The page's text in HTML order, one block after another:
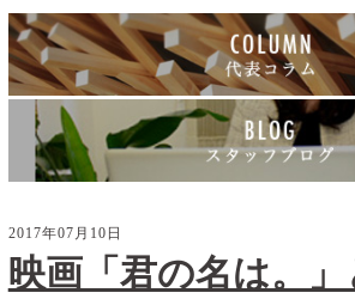
2017年07月10日
映画「君の名は。